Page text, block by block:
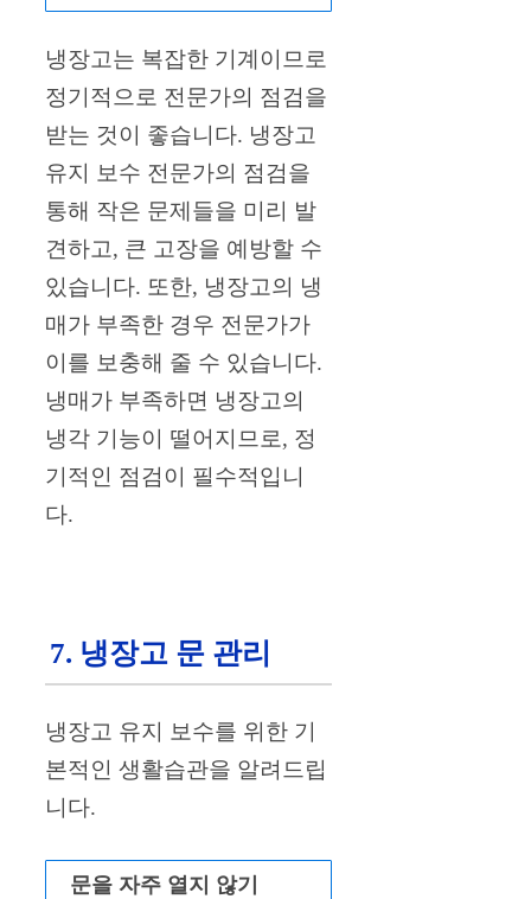
냉장고는 복잡한 기계이므로
정기적으로 전문가의 점검을
받는 것이 좋습니다. 냉장고
유지 보수 전문가의 점검을
통해 작은 문제들을 미리 발
견하고, 큰 고장을 예방할 수
있습니다. 또한, 냉장고의 냉
매가 부족한 경우 전문가가
이를 보충해 줄 수 있습니다.
냉매가 부족하면 냉장고의
냉각 기능이 떨어지므로, 정
기적인 점검이 필수적입니
다.
7. 냉장고 문 관리
냉장고 유지 보수를 위한 기
본적인 생활습관을 알려드립
니다.
문을 자주 열지 않기